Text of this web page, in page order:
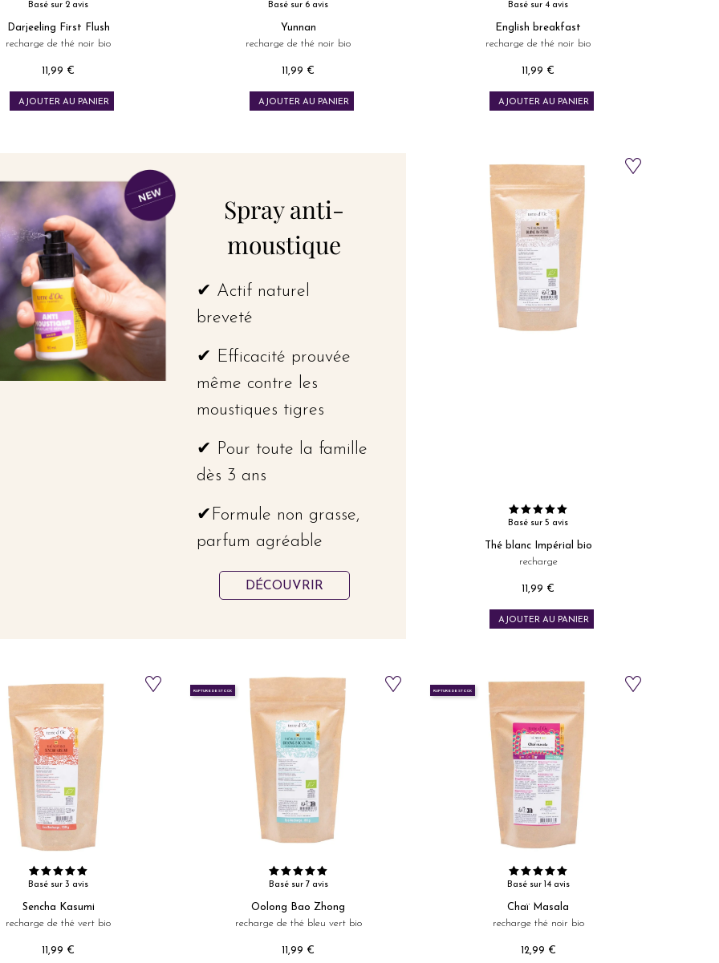
Basé sur 2 avis
Darjeeling First Flush
recharge de thé noir bio
Prix
11,99 €
AJOUTER AU PANIER
Basé sur 6 avis
Yunnan
recharge de thé noir bio
Prix
11,99 €
AJOUTER AU PANIER
Basé sur 4 avis
English breakfast
recharge de thé noir bio
Prix
11,99 €
AJOUTER AU PANIER
Spray anti-
moustique
✔ Actif naturel
breveté
✔ Efficacité prouvée
même contre les
moustiques tigres
✔ Pour toute la famille
dès 3 ans
✔Formule non grasse,
parfum agréable
DÉCOUVRIR
Basé sur 5 avis
Thé blanc Impérial bio
recharge
Prix
11,99 €
AJOUTER AU PANIER
Basé sur 3 avis
Sencha Kasumi
recharge de thé vert bio
Prix
11,99 €
RUPTURE DE STOCK
Basé sur 7 avis
Oolong Bao Zhong
recharge de thé bleu vert bio
Prix
11,99 €
RUPTURE DE STOCK
Basé sur 14 avis
Chaï Masala
recharge thé noir bio
Prix
12,99 €